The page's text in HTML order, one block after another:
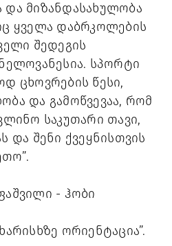
და მიზანდასახულობა
ყველა დაბრკოლების
შედეგის
სპორტი
ცხოვრების წესი,
და გამოწვევაა, რომ
საკუთარი თავი,
და შენი ქვეყნისთვის
- ჰობი
ორიენტაცია”.